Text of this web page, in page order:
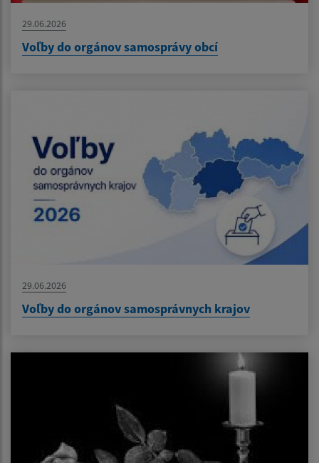
29.06.2026
Voľby do orgánov samosprávy obcí
29.06.2026
Voľby do orgánov samosprávnych krajov